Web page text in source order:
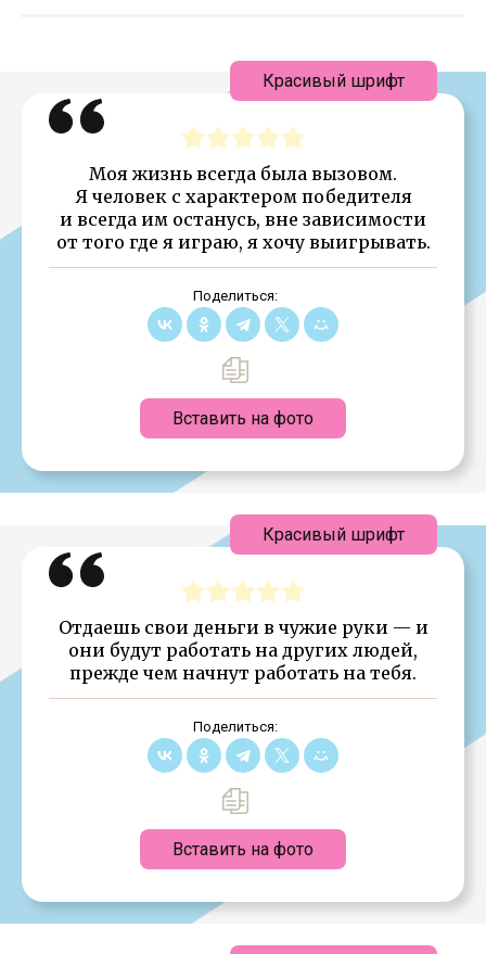
Моя жизнь всегда была вызовом.
Я человек с характером победителя
и всегда им останусь, вне зависимости
от того где я играю, я хочу выигрывать.
Поделиться:
Вставить на фото
Красивый шрифт
Отдаешь свои деньги в чужие руки — и
они будут работать на других людей,
прежде чем начнут работать на тебя.
Поделиться:
Вставить на фото
Красивый шрифт